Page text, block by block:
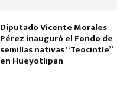
Diputado Vicente Morales
Pérez inauguró el Fondo de
semillas nativas “Teocintle”
en Hueyotlipan